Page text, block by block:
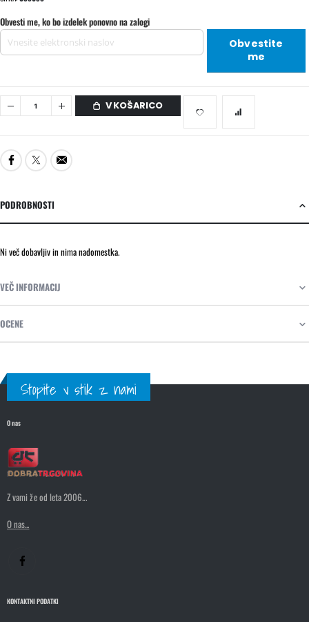
Obvesti me, ko bo izdelek ponovno na zalogi
Obvestite
me
V KOŠARICO
PODROBNOSTI
Ni več dobavljiv in nima nadomestka.
VEČ INFORMACIJ
OCENE
Stopite v stik z nami
O nas
Z vami že od leta 2006...
O nas...
KONTAKTNI PODATKI